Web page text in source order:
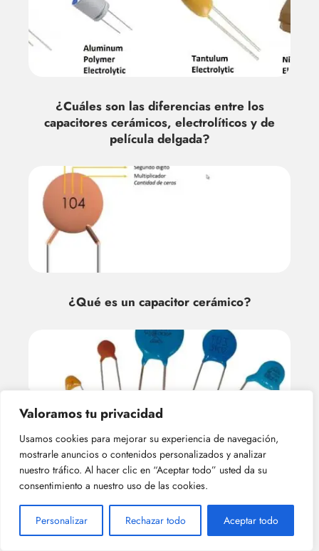
Valoramos tu privacidad
Usamos cookies para mejorar su experiencia de navegación,
mostrarle anuncios o contenidos personalizados y analizar
nuestro tráfico. Al hacer clic en “Aceptar todo” usted da su
consentimiento a nuestro uso de las cookies.
Personalizar Rechazar todo Aceptar todo
¿Cuáles son las diferencias entre los
capacitores cerámicos, electrolíticos y de
película delgada?
¿Qué es un capacitor cerámico?
¿Por qué se utilizan los capacitor
cerámicos?